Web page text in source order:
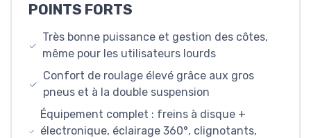
POINTS FORTS
Très bonne puissance et gestion des côtes,
même pour les utilisateurs lourds
Confort de roulage élevé grâce aux gros
pneus et à la double suspension
Équipement complet : freins à disque +
électronique, éclairage 360°, clignotants,